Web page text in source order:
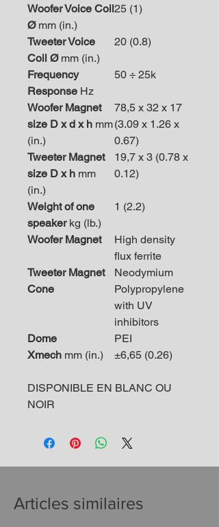
Woofer Voice Coil
Ømm (in.)
25 (1)
Tweeter Voice
Coil Ømm (in.)
20 (0.8)
Frequency
Response Hz
50 ÷ 25k
Woofer Magnet
size D x d x h mm
(in.)
78,5 x 32 x 17
(3.09 x 1.26 x
0.67)
Tweeter Magnet
size D x h mm
(in.)
19,7 x 3 (0.78 x
0.12)
Weight of one
speakerkg (lb.)
1 (2.2)
Woofer Magnet
High density
flux ferrite
Tweeter Magnet
Neodymium
Cone
Polypropylene
with UV
inhibitors
Dome
PEI
Xmech mm (in.) ±6,65 (0.26)
DISPONIBLE EN BLANC OU
NOIR
Articles similaires